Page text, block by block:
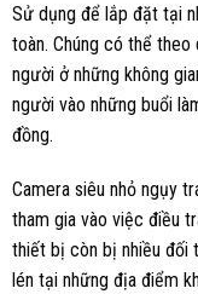
Sử dụng để lắp đặt tại
toàn. Chúng có thể
người ở những không
người vào những buổi
đồng.
Camera siêu nhỏ ngụy
tham gia vào việc điều
thiết bị còn bị nhiều đối
lén tại những địa điểm